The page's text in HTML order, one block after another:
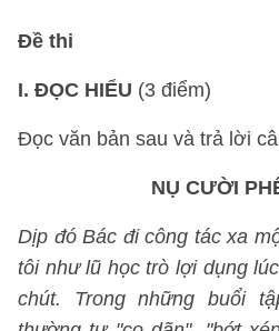
Đề thi
I. ĐỌC HIỂU (3 điểm)
Đọc văn bản sau và trả lời
NỤ CƯỜI
Dịp đó Bác đi công tác xa
tôi như lũ học trò lợi dụng
chút. Trong những buổi